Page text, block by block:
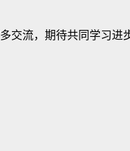
交流，期待共同学习进